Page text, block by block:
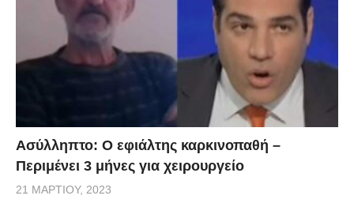
Ασύλληπτο: Ο εφιάλτης καρκινοπαθή –
Περιμένει 3 μήνες για χειρουργείο
21 ΜΑΡΤΊΟΥ, 2023